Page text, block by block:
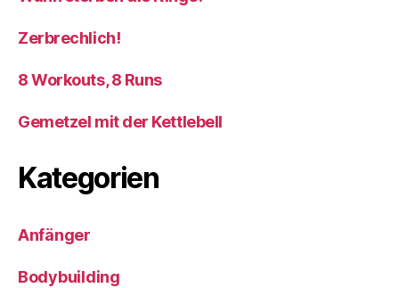
Zerbrechlich!
8 Workouts, 8 Runs
Gemetzel mit der Kettlebell
Kategorien
Anfänger
Bodybuilding